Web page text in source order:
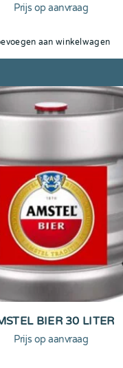
Prijs op aanvraag
aan winkelwagen
BIER 30 LITER
Prijs op aanvraag